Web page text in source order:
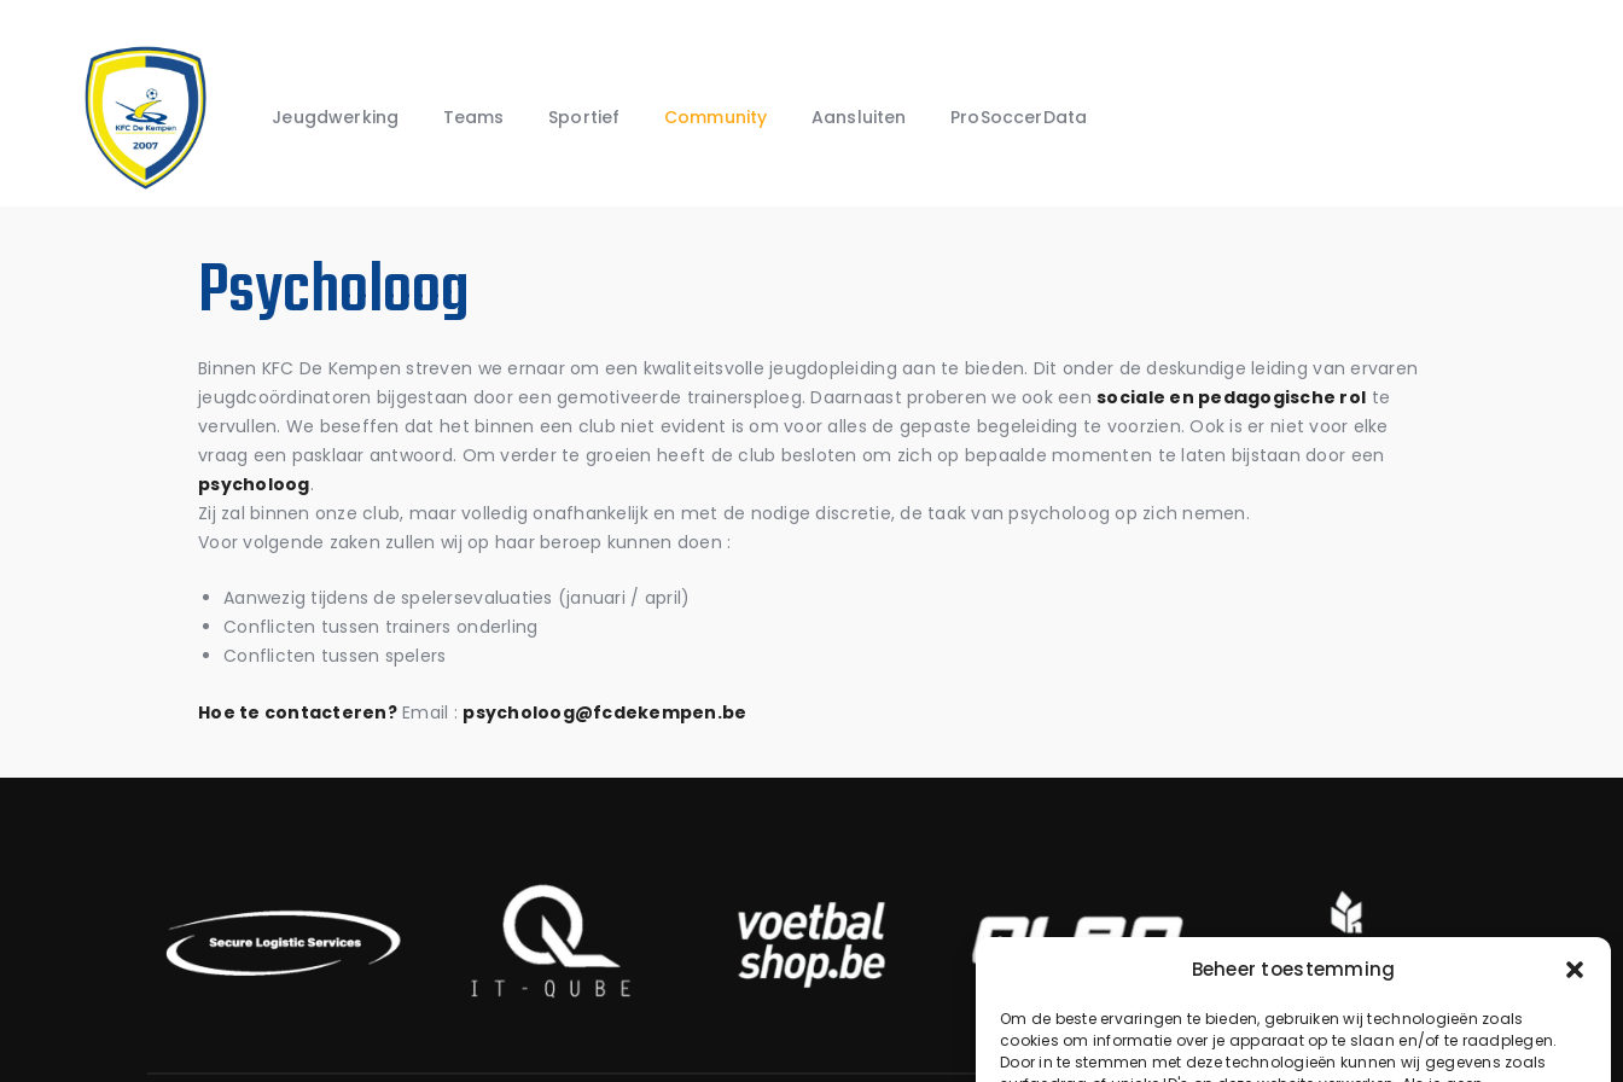
Beheer toestemming
Om de beste ervaringen te bieden, gebruiken wij technologieën zoals
cookies om informatie over je apparaat op te slaan en/of te raadplegen.
Door in te stemmen met deze technologieën kunnen wij gegevens zoals
Jeugdwerking Teams Sportief Community Aansluiten ProSoccerData
Sportief
Psycholoog
Binnen KFC De Kempen streven we ernaar om een kwaliteitsvolle jeugdopleiding aan te bieden. Dit onder de deskundige leiding van ervaren
jeugdcoördinatoren bijgestaan door een gemotiveerde trainersploeg. Daarnaast proberen we ook eensociale en pedagogische rol te
vervullen. We beseffen dat het binnen een club niet evident is om voor alles de gepaste begeleiding te voorzien. Ook is er niet voor elke
vraag een pasklaar antwoord. Om verder te groeien heeft de club besloten om zich op bepaalde momenten te laten bijstaan door een
psycholoog.
Zij zal binnen onze club, maar volledig onafhankelijk en met de nodige discretie, de taak van psycholoog op zich nemen.
Voor volgende zaken zullen wij op haar beroep kunnen doen :
Aanwezig tijdens de spelersevaluaties (januari / april)
Conflicten tussen trainers onderling
Conflicten tussen spelers
Hoe te contacteren?Email : psycholoog@fcdekempen.be